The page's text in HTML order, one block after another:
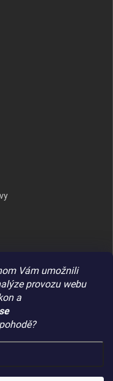
Vám umožnili
provozu webu
a